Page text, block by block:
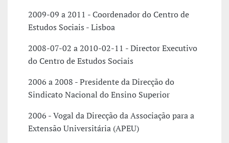
2009-09 a 2011 - Coordenador do Centro de
Estudos Sociais - Lisboa
2008-07-02 a 2010-02-11 - Director Executivo
do Centro de Estudos Sociais
2006 a 2008 - Presidente da Direcção do
Sindicato Nacional do Ensino Superior
2006 - Vogal da Direcção da Associação para a
Extensão Universitária (APEU)